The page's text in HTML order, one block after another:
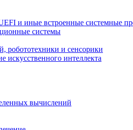
и иные встроенные системные
системы
робототехники и сенсорики
искусственного интеллекта
вычислений